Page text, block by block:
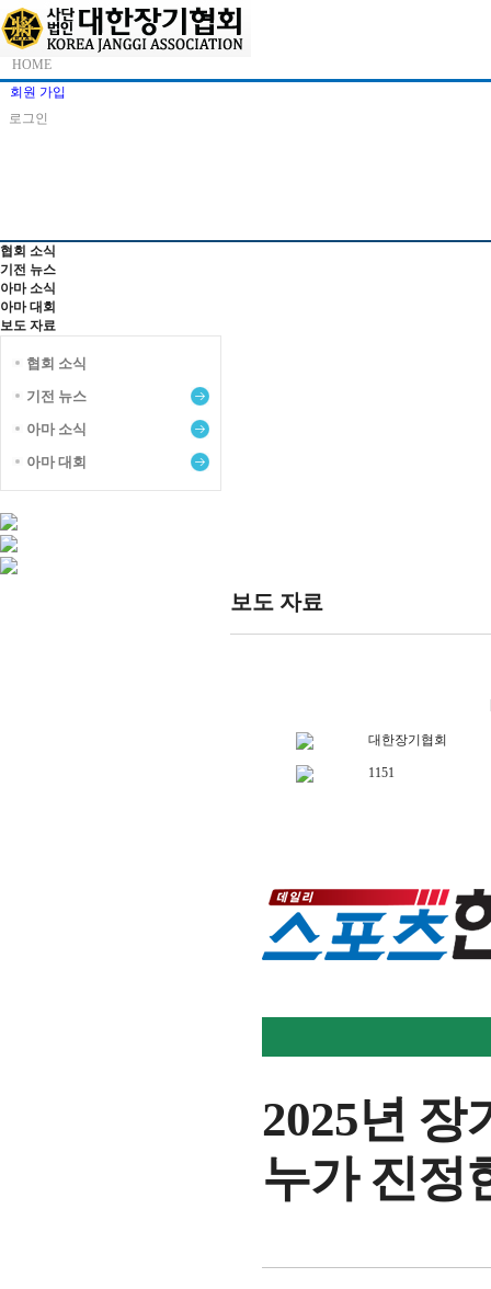
HOME
회원 가입
로그인
협회 소식
기전 뉴스
아마 소식
아마 대회
보도 자료
협회 소식
기전 뉴스
아마 소식
아마 대회
보도 자료
대한장기협회
1151
스
롤
2025년
누가 진정
기